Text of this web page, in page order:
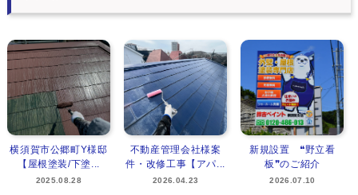
横須賀市公郷町Y様邸
【屋根塗装/下塗...
2025.08.28
不動産管理会社様案
件・改修工事【アパ...
2026.04.23
新規設置 ❝野立看
板❞のご紹介
2026.07.10